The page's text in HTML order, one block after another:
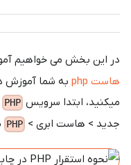
در این بخش می خواهیم
هاست php
به شما آموزش
میکنید، ابتدا سرویس PHP
جدید > هاست ابری > PHP